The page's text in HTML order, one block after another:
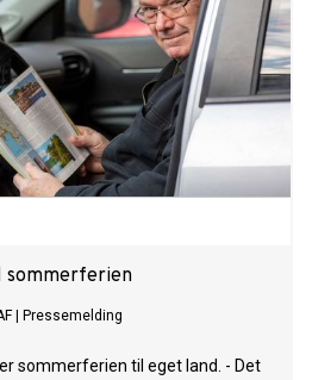
sommerferien
| Pressemelding
sommerferien til eget land. - Det